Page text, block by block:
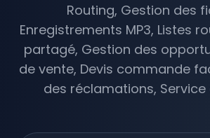
🛡️ Security
IP Telephony
IPBX Telephony Standards
Routing, Gestion des
Enregistrements MP3, Listes
partagé, Gestion des
de vente, Devis commande
des réclamations, Service